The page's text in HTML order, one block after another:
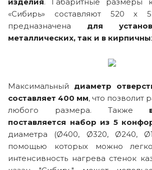
«Сибирь» составляют 520 х
предназначена для
металлических, так и в
Максимальный диаметр
составляет 400 мм, что позволит
любого размера. Также
поставляется набор из 5
диаметра (Ø400, Ø320, Ø240,
помощью которых можно легко
интенсивность нагрева стенок